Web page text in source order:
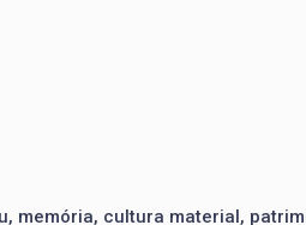
memória, cultura material,